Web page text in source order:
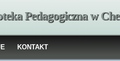
Pedagogiczna w
KONTAKT